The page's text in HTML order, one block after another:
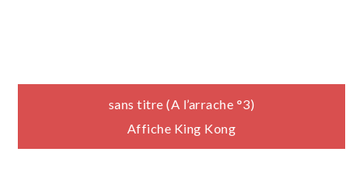
Navigation
de
sans titre (A l’arrache °3)
Affiche King Kong